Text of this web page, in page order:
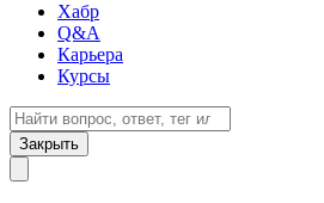
Хабр
Q&A
Карьера
Курсы
Закрыть